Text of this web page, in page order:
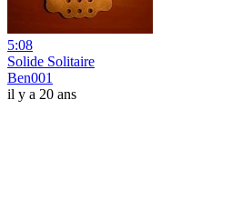
5:08
Solide Solitaire
Ben001
il y a 20 ans